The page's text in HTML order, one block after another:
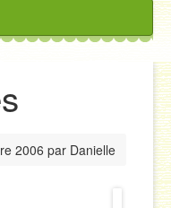
2006 par Danielle